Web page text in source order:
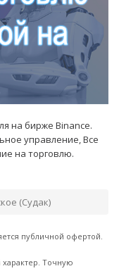
на бирже Binance.
управление, Все
на торговлю.
(Судак)
публичной офертой.
Точную